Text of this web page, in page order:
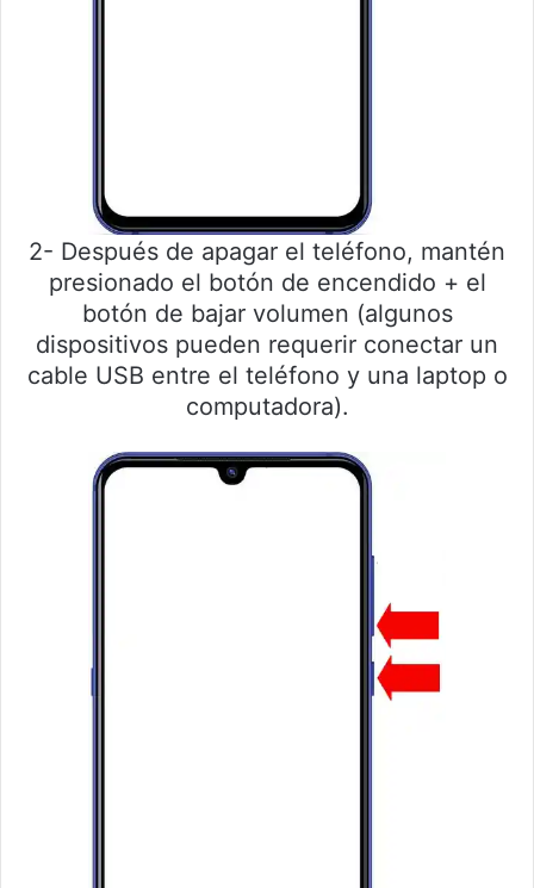
2- Después de apagar el teléfono, mantén
presionado el botón de encendido + el
botón de bajar volumen (algunos
dispositivos pueden requerir conectar un
cable USB entre el teléfono y una laptop o
computadora).